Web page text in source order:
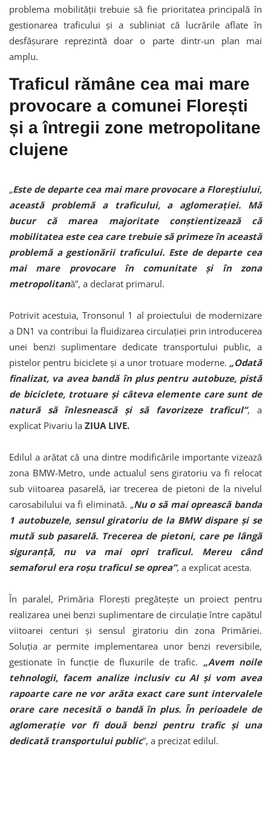
problema mobilității trebuie să fie prioritatea principală în
gestionarea traficului și a subliniat că lucrările aflate în
desfășurare reprezintă doar o parte dintr-un plan mai
amplu.
Traficul rămâne cea mai mare
provocare a comunei Florești
și a întregii zone metropolitane
clujene
„Este de departe cea mai mare provocare a Floreștiului,
această problemă a traficului, a aglomerației. Mă
bucur că marea majoritate conștientizează că
mobilitatea este cea care trebuie să primeze în această
problemă a gestionării traficului. Este de departe cea
mai mare provocare în comunitate și în zona
metropolitană”, a declarat primarul.
Potrivit acestuia, Tronsonul 1 al proiectului de modernizare
a DN1 va contribui la fluidizarea circulației prin introducerea
unei benzi suplimentare dedicate transportului public, a
pistelor pentru biciclete și a unor trotuare moderne. „Odată
finalizat, va avea bandă în plus pentru autobuze, pistă
de biciclete, trotuare și câteva elemente care sunt de
natură să înlesnească și să favorizeze traficul”, a
explicat Pivariu la ZIUA LIVE.
Edilul a arătat că una dintre modificările importante vizează
zona BMW-Metro, unde actualul sens giratoriu va fi relocat
sub viitoarea pasarelă, iar trecerea de pietoni de la nivelul
carosabilului va fi eliminată. „Nu o să mai oprească banda
1 autobuzele, sensul giratoriu de la BMW dispare și se
mută sub pasarelă. Trecerea de pietoni, care pe lângă
siguranță, nu va mai opri traficul. Mereu când
semaforul era roșu traficul se oprea”, a explicat acesta.
În paralel, Primăria Florești pregătește un proiect pentru
realizarea unei benzi suplimentare de circulație între capătul
viitoarei centuri și sensul giratoriu din zona Primăriei.
Soluția ar permite implementarea unor benzi reversibile,
gestionate în funcție de fluxurile de trafic. „Avem noile
tehnologii, facem analize inclusiv cu AI și vom avea
rapoarte care ne vor arăta exact care sunt intervalele
orare care necesită o bandă în plus. În perioadele de
aglomerație vor fi două benzi pentru trafic și una
dedicată transportului public”, a precizat edilul.